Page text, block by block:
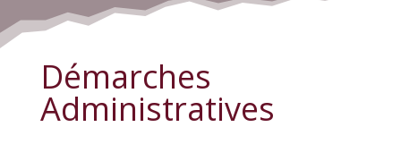
Démarches
Administratives